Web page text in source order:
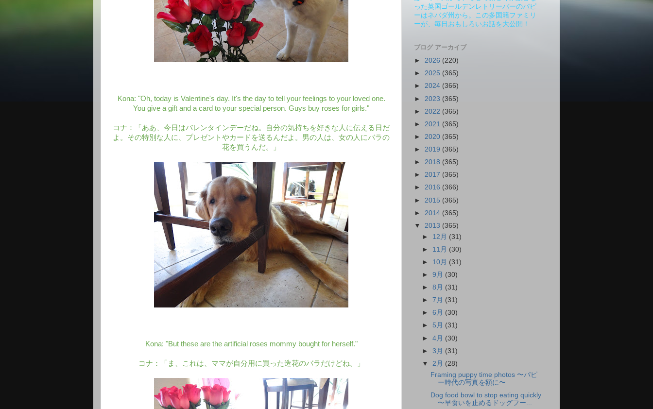
Kona: "Oh, today is Valentine's day. It's the day to tell your feelings to your loved one.
You give a gift and a card to your special person. Guys buy roses for girls."
コナ：「ああ、今日はバレンタインデーだね。自分の気持ちを好きな人に伝える日だ
よ。その特別な人に、プレゼントやカードを送るんだよ。男の人は、女の人にバラの
花を買うんだ。」
Kona: "But these are the artificial roses mommy bought for herself."
コナ：「ま、これは、ママが自分用に買った造花のバラだけどね。」
った英国ゴールデンレトリーバーのパピ
ーはネバダ州から。この多国籍ファミリ
ーが、毎日おもしろいお話を大公開！
ブログ アーカイブ
► 2026 (220)
► 2025 (365)
► 2024 (366)
► 2023 (365)
► 2022 (365)
► 2021 (365)
► 2020 (365)
► 2019 (365)
► 2018 (365)
► 2017 (365)
► 2016 (366)
► 2015 (365)
► 2014 (365)
▼ 2013 (365)
► 12月 (31)
► 11月 (30)
► 10月 (31)
►9月 (30)
►8月 (31)
►7月 (31)
►6月 (30)
► 5月 (31)
►4月 (30)
►3月 (31)
▼ 2月 (28)
Framing puppy time photos 〜パピ
ー時代の写真を額に〜
Dog food bowl to stop eating quickly
〜早食いを止めるドッグフー...